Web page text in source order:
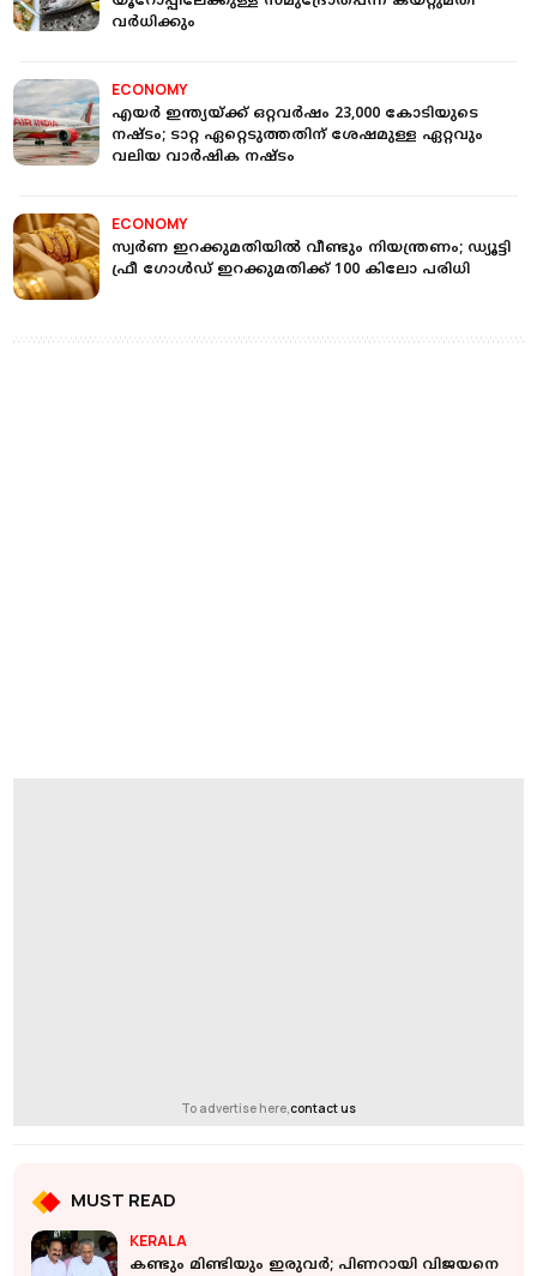
വര്‍ധിക്കും
ECONOMY
എയര്‍ ഇന്ത്യയ്ക്ക് ഒറ്റവര്‍ഷം 23,000 കോടിയുടെ
നഷ്ടം; ടാറ്റ ഏറ്റെടുത്തതിന് ശേഷമുള്ള ഏറ്റവും
വലിയ വാര്‍ഷിക നഷ്ടം
ECONOMY
സ്വര്‍ണ ഇറക്കുമതിയില്‍ വീണ്ടും നിയന്ത്രണം; ഡ്യൂട്ടി
ഫ്രീ ഗോള്‍ഡ് ഇറക്കുമതിക്ക് 100 കിലോ പരിധി
To advertise here,contact us
MUST READ
KERALA
കണ്ടും മിണ്ടിയും ഇരുവര്‍; പിണറായി വിജയനെ